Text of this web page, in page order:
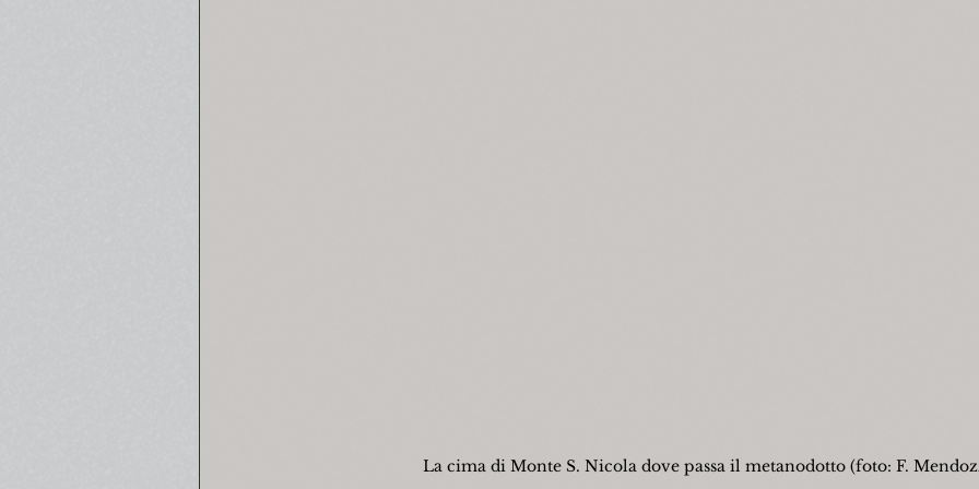
La cima di Monte S. Nicola dove passa il metanodotto (foto: F.